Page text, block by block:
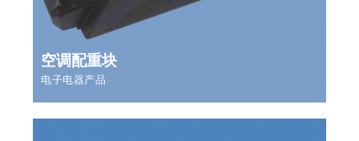
空调配重块
电子电器产品